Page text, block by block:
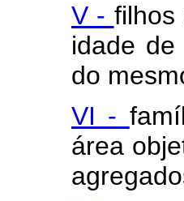
V - filhos
idade
do
VI -
área